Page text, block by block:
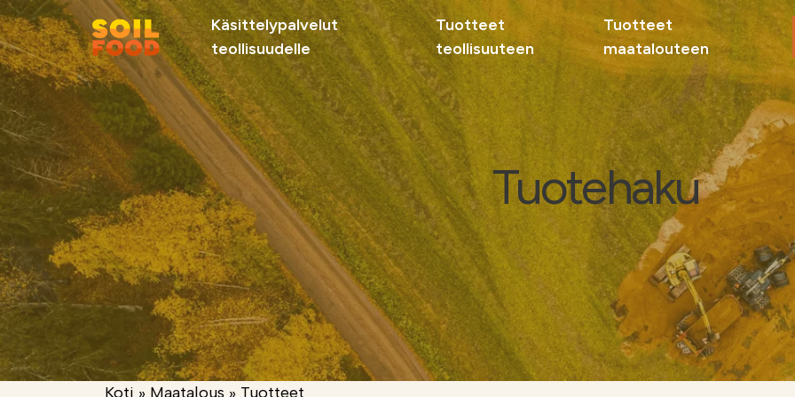
Käsittelypalvelut
teollisuudelle
Tuotteet
teollisuuteen
Tuotteet
maatalouteen
Suosittelemme
Soilfood Newera
kiertotalouskalkit
teollisuudelle
Palvelut
metsäteollisuudelle
Ota yhteyttä
Ota
Tuotehaku
Koti » Maatalous » Tuotteet